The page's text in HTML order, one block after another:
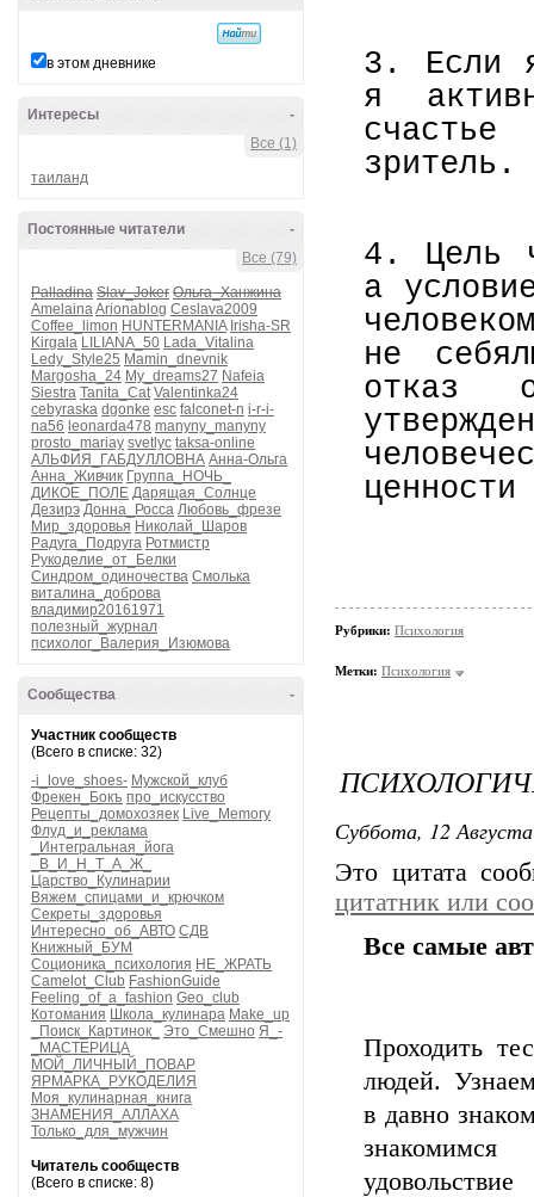
в этом дневнике
-
Интересы
Все (1)
таиланд
-
Постоянные читатели
Все (79)
Palladina Slav_Joker Ольга_Ханжина
AmelainaArionablog Ceslava2009
Coffee_limon HUNTERMANIA Irisha-SR
Kirgala LILIANA_50 Lada_Vitalina
Ledy_Style25 Mamin_dnevnik
Margosha_24 My_dreams27 Nafeia
Siestra Tanita_Cat Valentinka24
cebyraska dgonke esc falconet-n i-r-i-
na56 leonarda478 manyny_manyny
prosto_mariay svetlyc taksa-online
АЛЬФИЯ_ГАБДУЛЛОВНА Анна-Ольга
Анна_Живчик Группа_НОЧЬ_
ДИКОЕ_ПОЛЕ Дарящая_Солнце
Дезирэ Донна_Росса Любовь_фрезе
Мир_здоровья Николай_Шаров
Радуга_Подруга Ротмистр
Рукоделие_от_Белки
Синдром_одиночества Смолька
виталина_доброва
владимир20161971
полезный_журнал
психолог_Валерия_Изюмова
-
Сообщества
Участник сообществ
(Всего в списке: 32)
-i_love_shoes- Мужской_клуб
Фрекен_Бокъ про_искусство
Рецепты_домохозяек Live_Memory
Флуд_и_реклама
_Интегральная_йога
_В_И_Н_Т_А_Ж_
Царство_Кулинарии
Вяжем_спицами_и_крючком
Секреты_здоровья
Интересно_об_АВТО СДВ
Книжный_БУМ
Соционика_психология НЕ_ЖРАТЬ
Camelot_Club FashionGuide
Feeling_of_a_fashion Geo_club
Котомания Школа_кулинара Make_up
_Поиск_Картинок_
Это_Смешно Я_-
_МАСТЕРИЦА
МОЙ_ЛИЧНЫЙ_ПОВАР
ЯРМАРКА_РУКОДЕЛИЯ
Моя_кулинарная_книга
ЗНАМЕНИЯ_АЛЛАХА
Только_для_мужчин
Читатель сообществ
(Всего в списке: 8)
3. Если
я
зритель.
4. Цель
а
не
отказ
Рубрики: Психология
Метки: Психология
Суббота, 12
Это цитата
цитатник или
Все самые
Проходить
людей.
в давно